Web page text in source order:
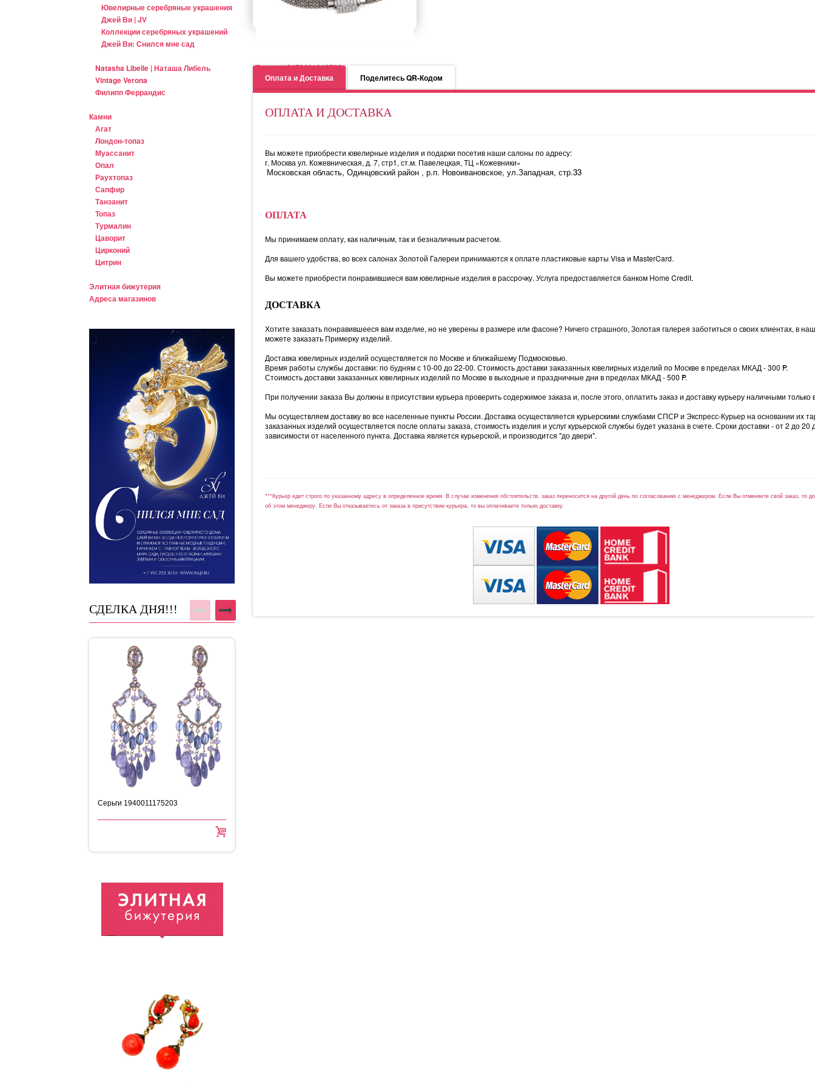
Ювелирные серебряные украшения
Джей Ви | JV
Коллекции серебряных украшений
Джей Ви: Снился мне сад
Natasha Libelle | Наташа Либель
Vintage Verona
Филипп Феррандис
Камни
Агат
Лондон-топаз
Муассанит
Опал
Раухтопаз
Сапфир
Танзанит
Топаз
Турмалин
Цаворит
Цирконий
Цитрин
Элитная бижутерия
Адреса магазинов
СДЕЛКА ДНЯ!!!
Серьги 1940011175203
Браслет 8470001048703
Оплата и Доставка Поделитесь QR-Кодом
ОПЛАТА И ДОСТАВКА
Вы можете приобрести ювелирные изделия и подарки посетив наши салоны по адресу:
г. Москва ул. Кожевническая, д. 7, стр1, ст.м. Павелецкая, ТЦ «Кожевники»
Московская область, Одинцовский район , р.п. Новоивановское, ул.Западная, стр.33
ОПЛАТА
Мы принимаем оплату, как наличным, так и безналичным расчетом.
Для вашего удобства, во всех салонах Золотой Галереи принимаются к оплате пластиковые карты Visa и MasterCard.
Вы можете приобрести понравившиеся вам ювелирные изделия в рассрочку. Услуга предоставляется банком Home Credit.
ДОСТАВКА
Хотите заказать понравившееся вам изделие, но не уверены в размере или фасоне? Ничего страшного, Золотая галерея заботиться о своих клиентах, в
можете заказать Примерку изделий.
Доставка ювелирных изделий осуществляется по Москве и ближайшему Подмосковью.
Время работы службы доставки: по будням с 10-00 до 22-00. Стоимость доставки заказанных ювелирных изделий по Москве в пределах МКАД - 300 =
P.
Стоимость доставки заказанных ювелирных изделий по Москве в выходные и праздничные дни в пределах МКАД - 500 =
P.
При получении заказа Вы должны в присутствии курьера проверить содержимое заказа и, после этого, оплатить заказ и доставку курьеру наличными только
Мы осуществляем доставку во все населенные пункты России. Доставка осуществляется курьерскими службами СПСР и Экспресс-Курьер на основании их
заказанных изделий осуществляется после оплаты заказа, стоимость изделия и услуг курьерской службы будет указана в счете. Сроки доставки - от 2 до 20
зависимости от населенного пункта. Доставка является курьерской, и производится "до двери".
***Курьер едет строго по указанному адресу в определенное время. В случае изменения обстоятельств, заказ переносится на другой день по согласованию с менеджером. Если Вы отменяете свой заказ, то
об этом менеджеру. Если Вы отказываетесь от заказа в присутствии курьера, то вы оплачиваете только доставку.